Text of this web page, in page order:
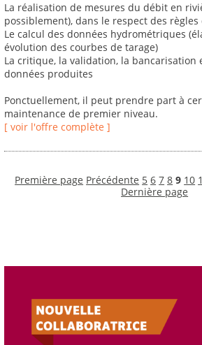
La réalisation de mesures du débit en
possiblement), dans le respect des
Le calcul des données hydrométriques
évolution des courbes de tarage)
La critique, la validation, la bancarisation
données produites
Ponctuellement, il peut prendre part à
maintenance de premier niveau.
[ voir l'offre complète ]
Première page Précédente 5 6 7 8 9 10
Dernière page